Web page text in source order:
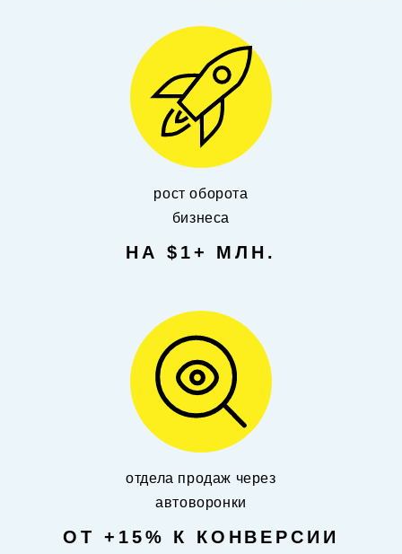
рост оборота
бизнеса
НА $1+ МЛН.
отдела продаж через
автоворонки
ОТ +15% К КОНВЕРСИИ